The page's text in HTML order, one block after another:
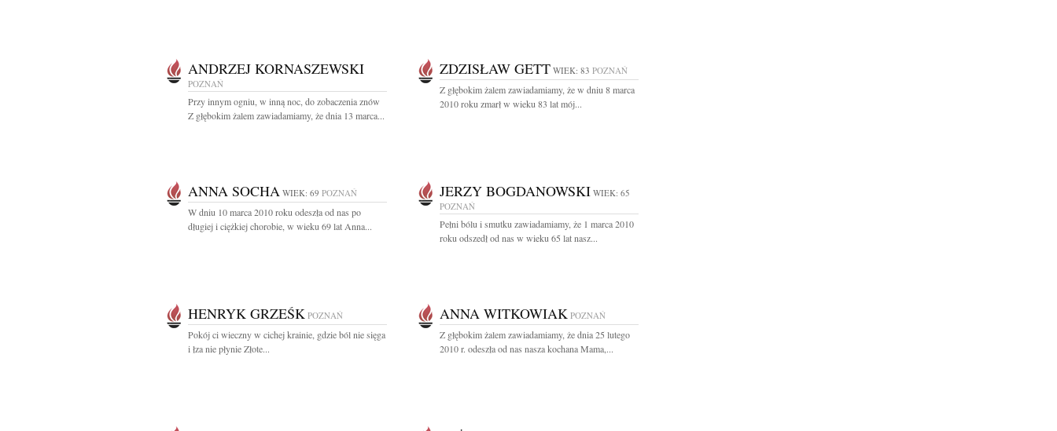
ANDRZEJ KORNASZEWSKI
POZNAŃ
Przy innym ogniu, w inną noc, do zobaczenia znów
Z głębokim żalem zawiadamiamy, że dnia 13 marca...
ZDZISŁAW GETT WIEK: 83 POZNAŃ
Z głębokim żalem zawiadamiamy, że w dniu 8 marca
2010 roku zmarł w wieku 83 lat mój...
ANNA SOCHA WIEK: 69 POZNAŃ
W dniu 10 marca 2010 roku odeszła od nas po
długiej i ciężkiej chorobie, w wieku 69 lat Anna...
JERZY BOGDANOWSKI WIEK: 65
POZNAŃ
Pełni bólu i smutku zawiadamiamy, że 1 marca 2010
roku odszedł od nas w wieku 65 lat nasz...
HENRYK GRZEŚK POZNAŃ
Pokój ci wieczny w cichej krainie, gdzie ból nie sięga
i łza nie płynie Złote...
ANNA WITKOWIAK POZNAŃ
Z głębokim żalem zawiadamiamy, że dnia 25 lutego
2010 r. odeszła od nas nasza kochana Mama,...